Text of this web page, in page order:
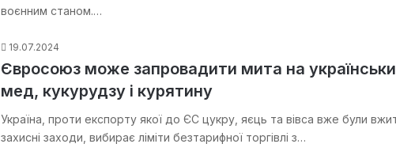
воєнним станом.…
19.07.2024
Євросоюз може запровадити мита на
мед, кукурудзу і курятину
Україна, проти експорту якої до ЄС цукру, яєць та вівса вже були
захисні заходи, вибирає ліміти безтарифної торгівлі з…